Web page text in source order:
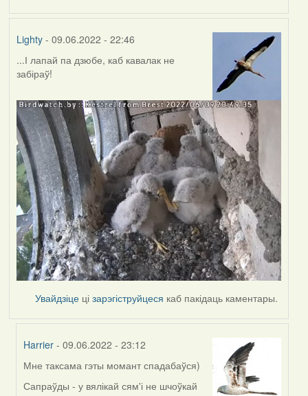
Lighty- 09.06.2022 - 22:46
...І лапай па дзюбе, каб кавалак не
забіраў!
Увайдзіце цізарэгіструйцеся каб пакідаць каментары.
Harrier - 09.06.2022 - 23:12
In
reply
Мне таксама гэты момант спадабаўся)
Сапраўды - у вялікай сям'і не шчоўкай